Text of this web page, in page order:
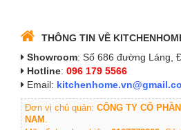
THÔNG TIN VỀ
Showroom: Số 686 đường Láng,
Hotline: 096 179 5566
Email:
Đơn vị chủ quản: CÔNG TY CỔ
NAM .